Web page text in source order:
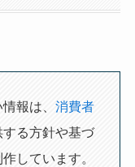
報は、 消費者
る方針や基づ
しています。